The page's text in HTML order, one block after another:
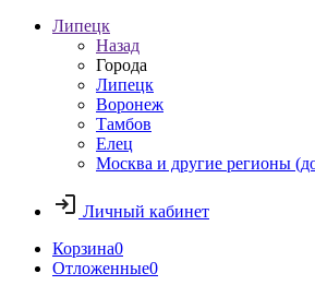
Липецк
Назад
Города
Липецк
Воронеж
Тамбов
Елец
Москва и другие регионы
Личный кабинет
Корзина0
Отложенные0